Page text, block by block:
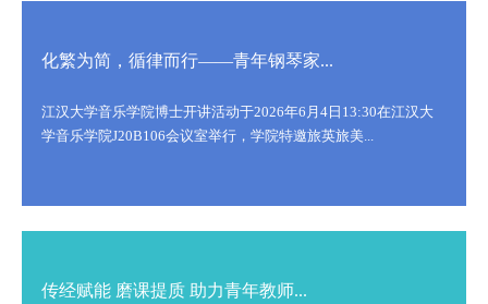
化繁为简，循律而行——青年钢琴家...
江汉大学音乐学院博士开讲活动于2026年6月4日13:30在江汉大
学音乐学院J20B106会议室举行，学院特邀旅英旅美...
传经赋能 磨课提质 助力青年教师...